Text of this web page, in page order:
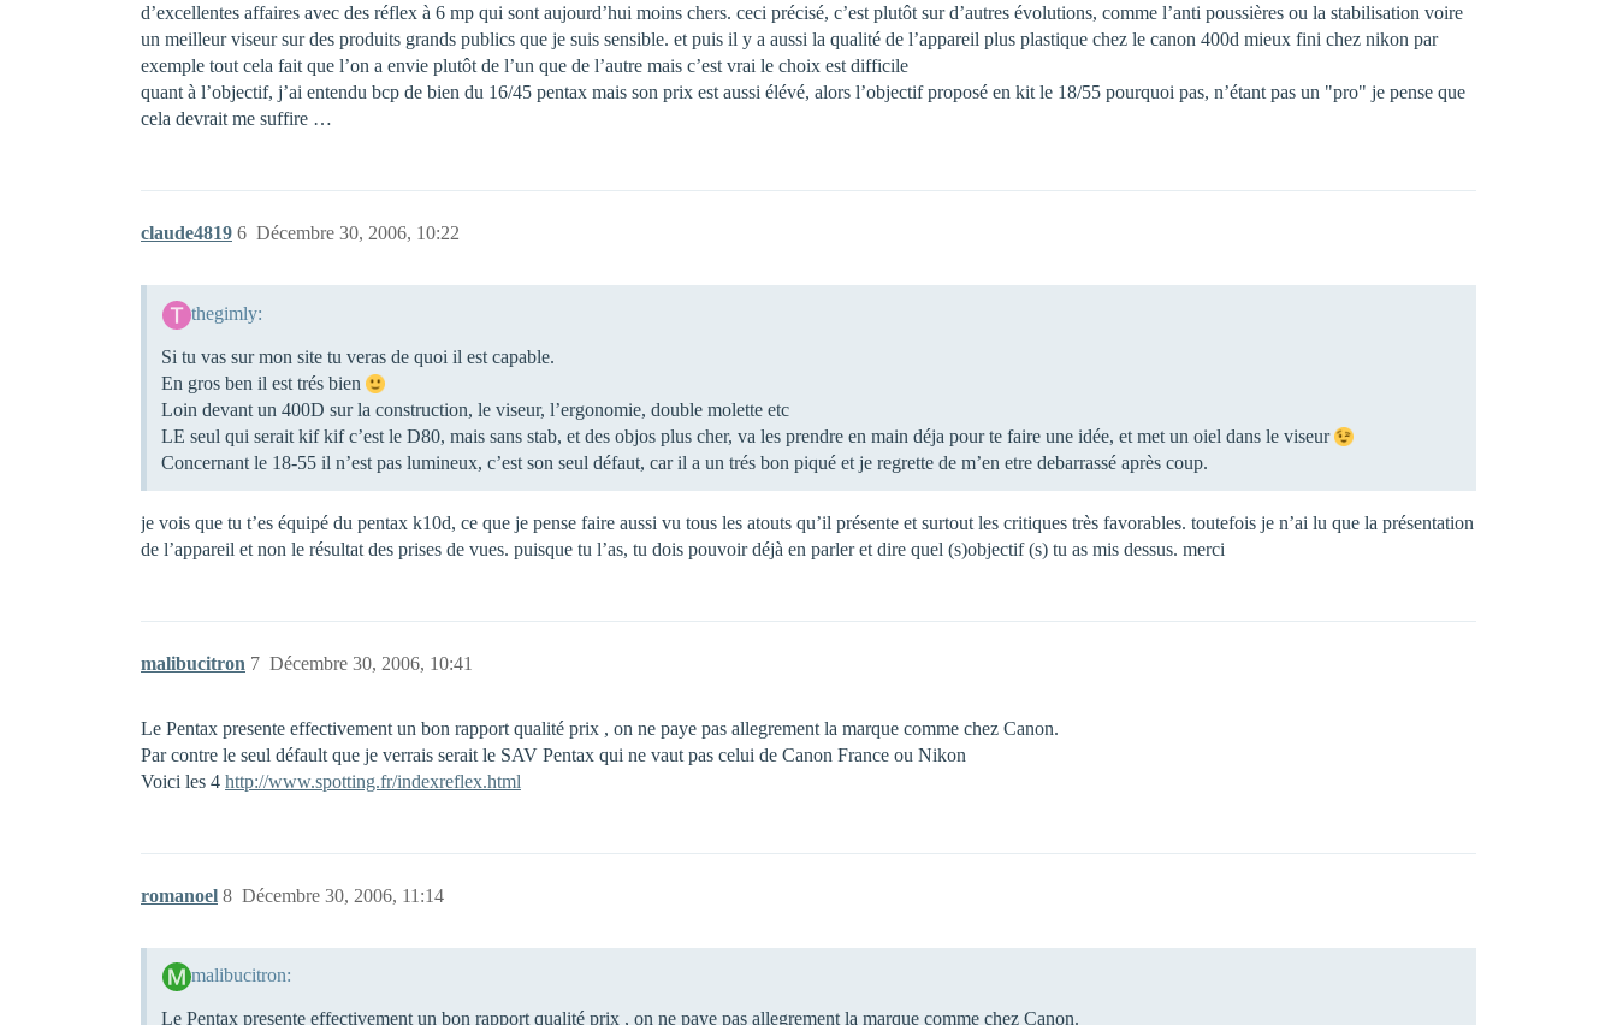
d’excellentes affaires avec des réflex à 6 mp qui sont aujourd’hui moins chers. ceci précisé, c’est plutôt sur d’autres évolutions, comme l’anti poussières ou la stabilisation voire
un meilleur viseur sur des produits grands publics que je suis sensible. et puis il y a aussi la qualité de l’appareil plus plastique chez le canon 400d mieux fini chez nikon par
exemple tout cela fait que l’on a envie plutôt de l’un que de l’autre mais c’est vrai le choix est difficile
quant à l’objectif, j’ai entendu bcp de bien du 16/45 pentax mais son prix est aussi élévé, alors l’objectif proposé en kit le 18/55 pourquoi pas, n’étant pas un "pro" je pense que
cela devrait me suffire …
claude4819 Décembre 30, 2006, 10:22
6
thegimly:
Si tu vas sur mon site tu veras de quoi il est capable.
En gros ben il est trés bien
Loin devant un 400D sur la construction, le viseur, l’ergonomie, double molette etc
LE seul qui serait kif kif c’est le D80, mais sans stab, et des objos plus cher, va les prendre en main déja pour te faire une idée, et met un oiel dans le viseur
Concernant le 18-55 il n’est pas lumineux, c’est son seul défaut, car il a un trés bon piqué et je regrette de m’en etre debarrassé après coup.
je vois que tu t’es équipé du pentax k10d, ce que je pense faire aussi vu tous les atouts qu’il présente et surtout les critiques très favorables. toutefois je n’ai lu que la présentation
de l’appareil et non le résultat des prises de vues. puisque tu l’as, tu dois pouvoir déjà en parler et dire quel (s)objectif (s) tu as mis dessus. merci
malibucitron Décembre 30, 2006, 10:41
7
Le Pentax presente effectivement un bon rapport qualité prix , on ne paye pas allegrement la marque comme chez Canon.
Par contre le seul défault que je verrais serait le SAV Pentax qui ne vaut pas celui de Canon France ou Nikon
Voici les 4 http://www.spotting.fr/indexreflex.html
romanoel Décembre 30, 2006, 11:14
8
malibucitron:
Le Pentax presente effectivement un bon rapport qualité prix , on ne paye pas allegrement la marque comme chez Canon.